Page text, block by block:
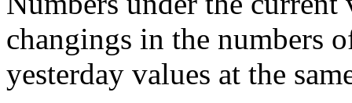
changings in the numbers
yesterday values at the